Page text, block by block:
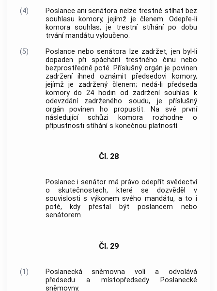
(4)
Poslance ani senátora nelze trestně stíhat bez
souhlasu komory, jejímž je členem. Odepře-li
komora souhlas, je trestní stíhání po dobu
trvání mandátu vyloučeno.
(5)
Poslance nebo senátora lze zadržet, jen byl-li
dopaden při spáchání trestného činu nebo
bezprostředně poté. Příslušný orgán je povinen
zadržení ihned oznámit předsedovi komory,
jejímž je zadržený členem; nedá-li předseda
komory do 24 hodin od zadržení souhlas k
odevzdání zadrženého soudu, je příslušný
orgán povinen ho propustit. Na své první
následující schůzi komora rozhodne o
přípustnosti stíhání s konečnou platností.
Čl. 28
Poslanec i senátor má právo odepřít svědectví
o skutečnostech, které se dozvěděl v
souvislosti s výkonem svého mandátu, a to i
poté, kdy přestal být poslancem nebo
senátorem.
Čl. 29
(1)
Poslanecká sněmovna volí a odvolává
předsedu a místopředsedy Poslanecké
sněmovny.